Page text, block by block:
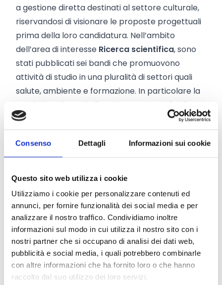
Consenso Dettagli Informazioni sui cookie
Questo sito web utilizza i cookie
Utilizziamo i cookie per personalizzare contenuti ed
annunci, per fornire funzionalità dei social media e per
analizzare il nostro traffico. Condividiamo inoltre
informazioni sul modo in cui utilizza il nostro sito con i
nostri partner che si occupano di analisi dei dati web,
pubblicità e social media, i quali potrebbero combinarle
con altre informazioni che ha fornito loro o che hanno
raccolto dal suo utilizzo dei loro servizi.
a gestione diretta destinati al settore culturale,
riservandosi di visionare le proposte progettuali
prima della loro candidatura. Nell’ambito
dell’area di interesse Ricerca scientifica, sono
stati pubblicati sei bandi che promuovono
attività di studio in una pluralità di settori quali
salute, ambiente e formazione. In particolare la
Fondazione intende finanziare progetti finalizzati
a:
favorire la formazione della figura del medico-
ricercatore, ovvero un laureato in medicina che
investe parte considerevole del proprio tempo
nelle attività di ricerca ridimensionando la
pratica clinica;
analizzare la condizione dell’anziano attraverso
lo studio dei processi di invecchiamento o delle
relazioni sociali;
identificare le basi molecolari di una
determinata patologia umana. I proponenti
avranno cura di specificare la patologia target e